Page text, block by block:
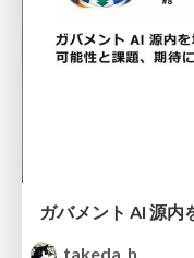
takeda_h